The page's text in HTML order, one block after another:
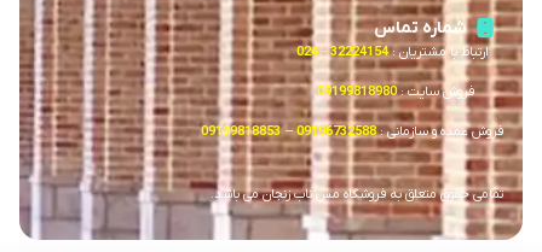
شماره تماس
ارتباط با مشتریان : 32224154 – 024
فروش سایت :09199818980
فروش عمده و سازمانی :09196732588
–
09199818853
تمامی حقوق متعلق به فروشگاه مس ناب زنجان می باشد.